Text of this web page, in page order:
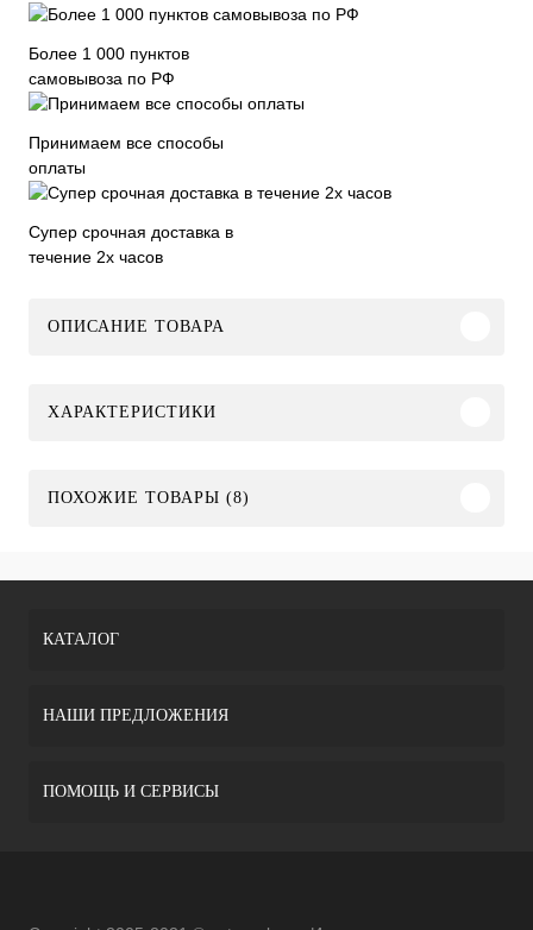
Более 1 000 пунктов
самовывоза по РФ
Принимаем все способы
оплаты
Супер срочная доставка в
течение 2х часов
ОПИСАНИЕ ТОВАРА
ХАРАКТЕРИСТИКИ
ПОХОЖИЕ ТОВАРЫ (8)
КАТАЛОГ
НАШИ ПРЕДЛОЖЕНИЯ
ПОМОЩЬ И СЕРВИСЫ